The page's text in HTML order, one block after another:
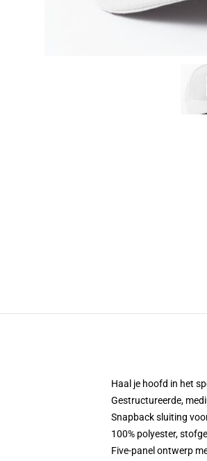
Haal je hoofd in het
Gestructureerde,
Snapback sluiting
100% polyester,
Five-panel ontwerp